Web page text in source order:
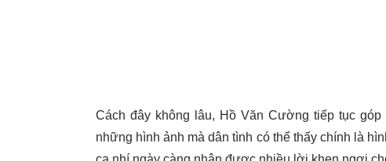
Cách đây không lâu, Hồ Văn Cường tiếp tục
những hình ảnh mà dân tình có thể thấy chính là